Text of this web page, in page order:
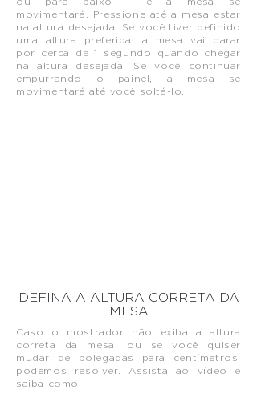
movimentará. Pressione até a mesa estar
na altura desejada. Se você tiver definido
uma altura preferida, a mesa vai parar
por cerca de 1 segundo quando chegar
na altura desejada. Se você continuar
empurrando o painel, a mesa se
movimentará até você soltá-lo.
DEFINA A ALTURA CORRETA DA
MESA
Caso o mostrador não exiba a altura
correta da mesa, ou se você quiser
mudar de polegadas para centímetros,
podemos resolver. Assista ao vídeo e
saiba como.